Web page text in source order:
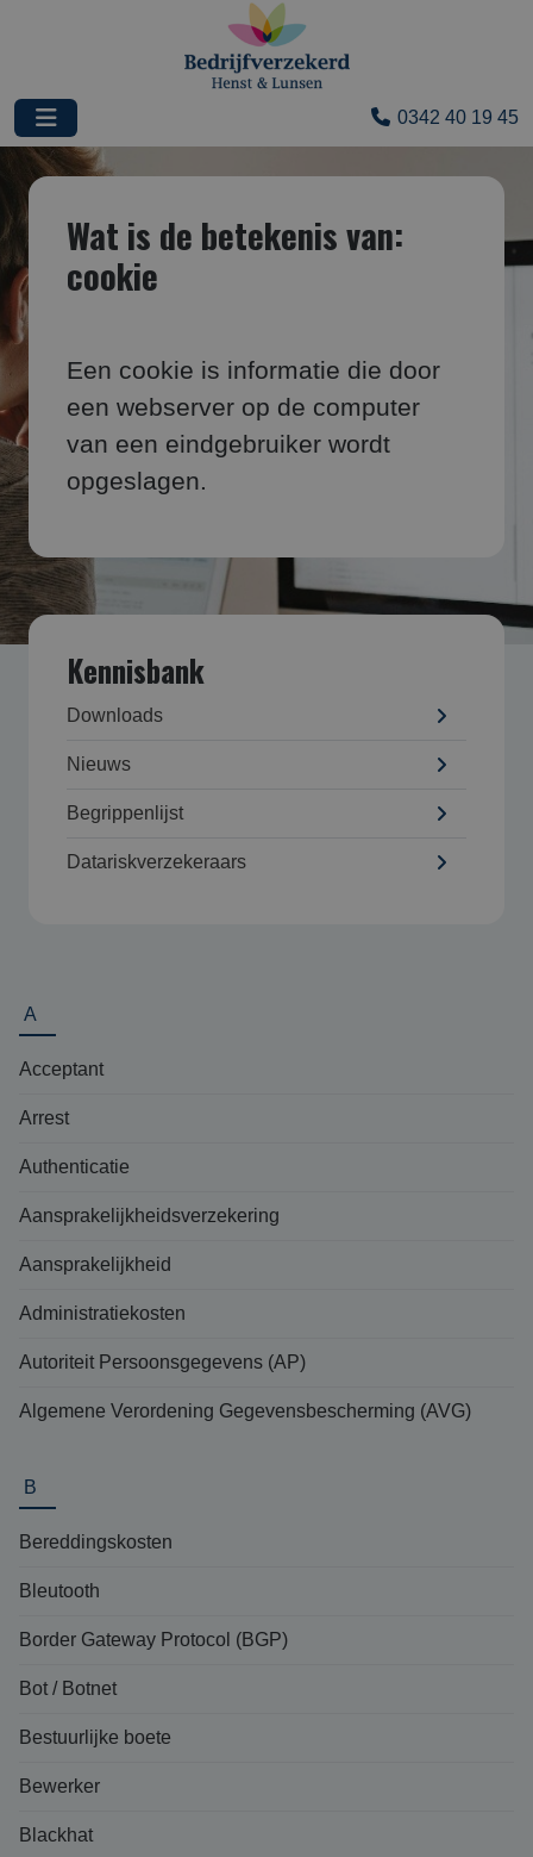
0342 40 19 45
Wat is de betekenis van:
cookie
Een cookie is informatie die door
een webserver op de computer
van een eindgebruiker wordt
opgeslagen.
Kennisbank
Downloads
Nieuws
Begrippenlijst
Datarisk­verzekeraars
A
Acceptant
Arrest
Authenticatie
Aansprakelijkheidsverzekering
Aansprakelijkheid
Administratiekosten
Autoriteit Persoonsgegevens (AP)
Algemene Verordening Gegevensbescherming (AVG)
B
Bereddingskosten
Bleutooth
Border Gateway Protocol (BGP)
Bot / Botnet
Bestuurlijke boete
Bewerker
Blackhat